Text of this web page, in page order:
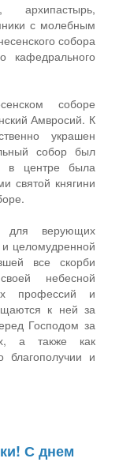
архипастырь,
с молебным
собора
кафедрального
соборе
Амвросий. К
украшен
собор был
в центре была
святой княгини
для верующих
целомудренной
все скорби
небесной
профессий и
к ней за
Господом за
а также как
благополучии и
С днем